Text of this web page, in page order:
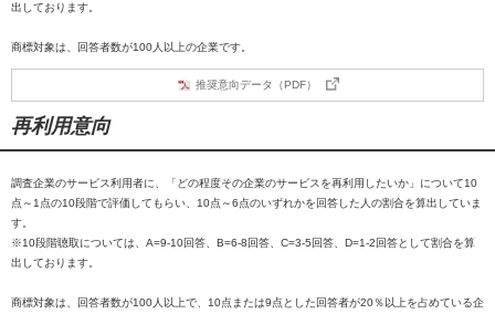
出しております。
商標対象は、回答者数が100人以上の企業です。
推奨意向データ（PDF）
再利用意向
調査企業のサービス利用者に、「どの程度その企業のサービスを再利用したいか」について10
点～1点の10段階で評価してもらい、10点～6点のいずれかを回答した人の割合を算出していま
す。
※10段階聴取については、A=9-10回答、B=6-8回答、C=3-5回答、D=1-2回答として割合を算
出しております。
商標対象は、回答者数が100人以上で、10点または9点とした回答者が20％以上を占めている企